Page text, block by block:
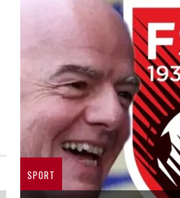
SPORT